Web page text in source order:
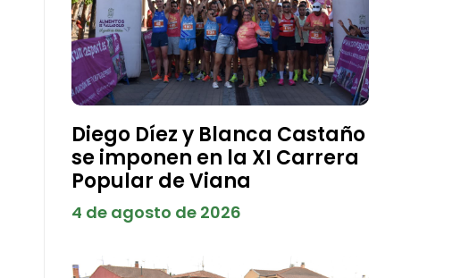
Diego Díez y Blanca Castaño
se imponen en la XI Carrera
Popular de Viana
4 de agosto de 2026